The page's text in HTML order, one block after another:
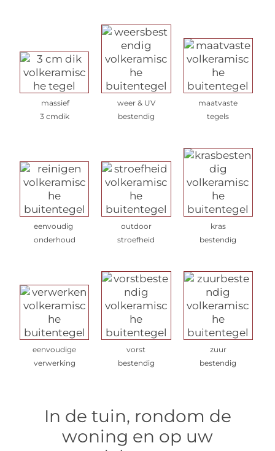
massief
3 cmdik
weer & UV
bestendig
maatvaste
tegels
eenvoudig
onderhoud
outdoor
stroefheid
kras
bestendig
eenvoudige
verwerking
vorst
bestendig
zuur
bestendig
In de tuin, rondom de
woning en op uw